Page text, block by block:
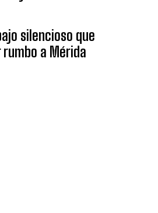
silencioso que
a Mérida